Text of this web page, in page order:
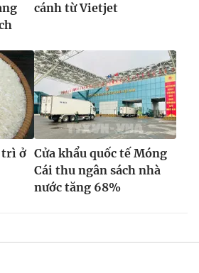
cánh từ Vietjet
trì ở Cửa khẩu quốc tế Móng
Cái thu ngân sách nhà
nước tăng 68%